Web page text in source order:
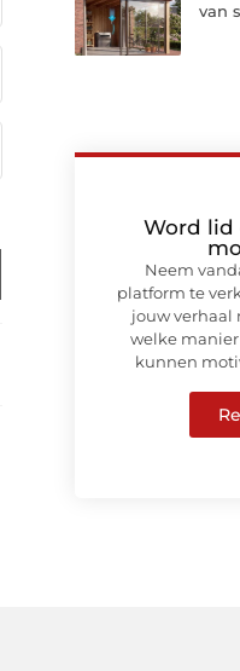
van
Word lid
Neem
platform te
jouw verhaal
welke
kunnen